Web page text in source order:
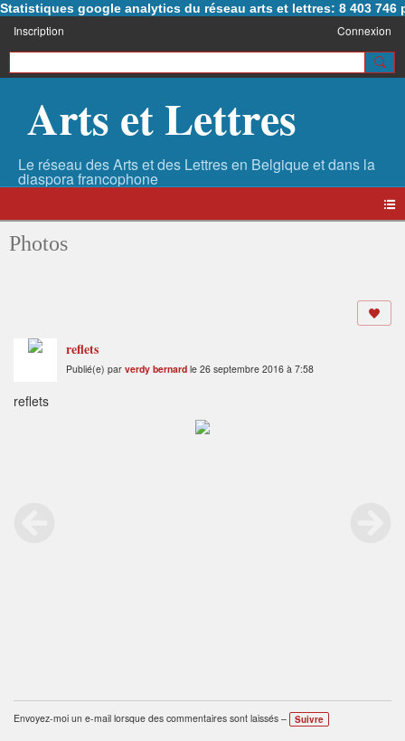
Statistiques google analytics du réseau arts et lettres: 8 403 746
Inscription Connexion
Arts et Lettres
Photos
reflets
Publié(e) par verdy bernard le 26 septembre 2016 à 7:58
reflets
Envoyez-moi un e-mail lorsque des commentaires sont laissés – Suivre